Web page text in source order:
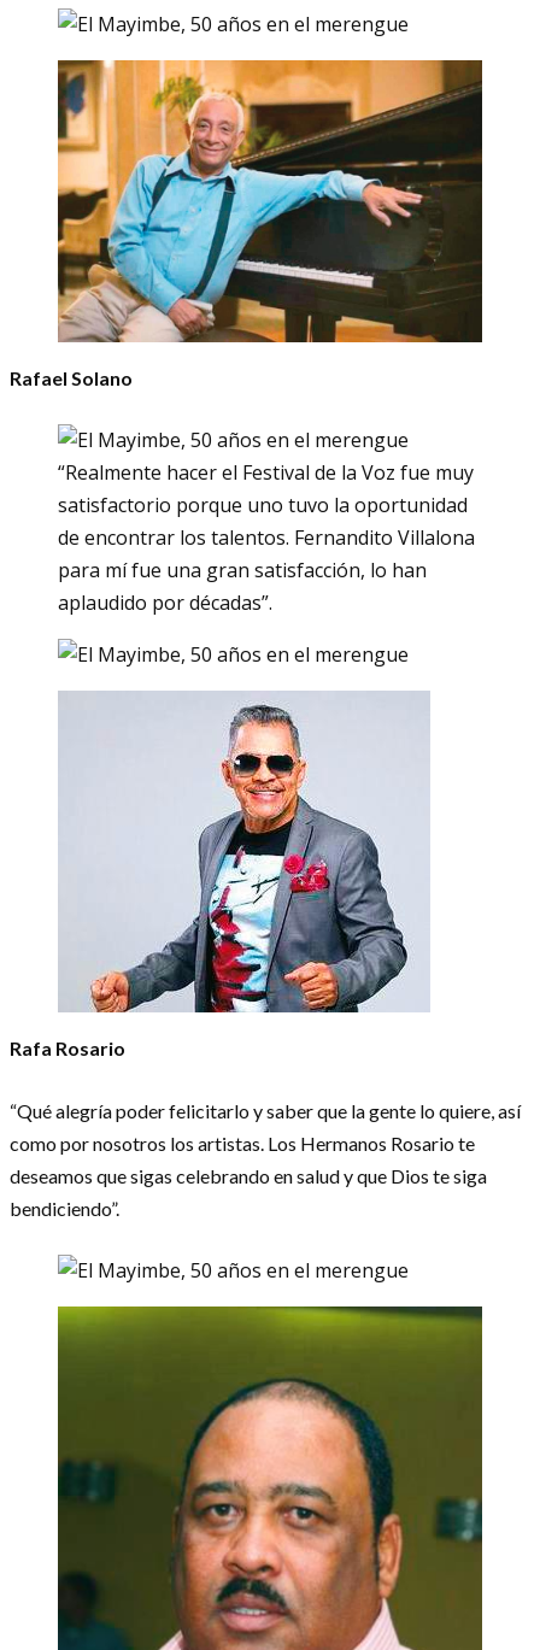
Rafael Solano
“Realmente hacer el Festival de la Voz fue muy
satisfactorio porque uno tuvo la oportunidad
de encontrar los talentos. Fernandito Villalona
para mí fue una gran satisfacción, lo han
aplaudido por décadas”.
Rafa Rosario
“Qué alegría poder felicitarlo y saber que la gente lo quiere, así
como por nosotros los artistas. Los Hermanos Rosario te
deseamos que sigas celebrando en salud y que Dios te siga
bendiciendo”.